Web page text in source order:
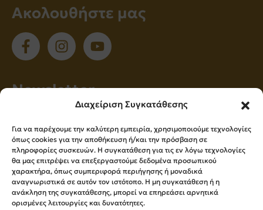
Διαχείριση Συγκατάθεσης
Για να παρέχουμε την καλύτερη εμπειρία, χρησιμοποιούμε τεχνολογίες
όπως cookies για την αποθήκευση ή/και την πρόσβαση σε
πληροφορίες συσκευών. Η συγκατάθεση για τις εν λόγω τεχνολογίες
θα μας επιτρέψει να επεξεργαστούμε δεδομένα προσωπικού
χαρακτήρα, όπως συμπεριφορά περιήγησης ή μοναδικά
αναγνωριστικά σε αυτόν τον ιστότοπο. Η μη συγκατάθεση ή η
ανάκληση της συγκατάθεσης, μπορεί να επηρεάσει αρνητικά
ορισμένες λειτουργίες και δυνατότητες.
Ακολουθήστε μας
Νewsletter
ενημερώνεστε πρώτοι για όλα τα νέα μας!
Εγγραφή